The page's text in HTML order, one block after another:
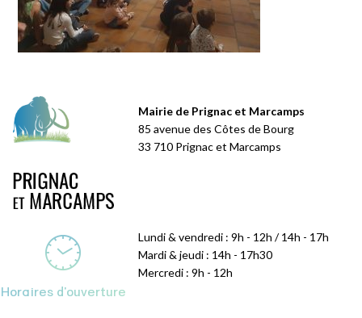
Mairie de Prignac et Marcamps
85 avenue des Côtes de Bourg
33 710 Prignac et Marcamps
Horaires d'ouverture
Lundi & vendredi : 9h - 12h / 14h - 17h
Mardi & jeudi : 14h - 17h30
Mercredi : 9h - 12h